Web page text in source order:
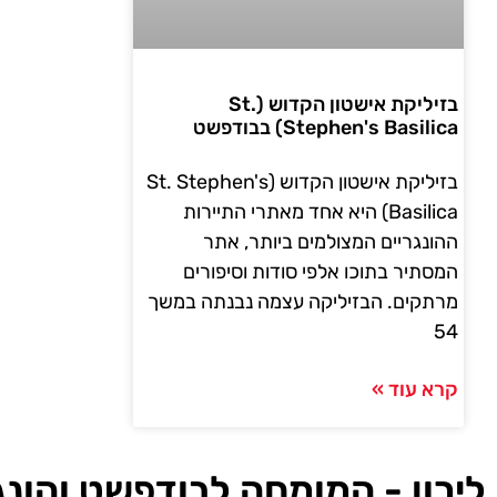
בזיליקת אישטון הקדוש (St.
Stephen's Basilica) בבודפשט
בזיליקת אישטון הקדוש (St. Stephen's
Basilica) היא אחד מאתרי התיירות
ההונגריים המצולמים ביותר, אתר
המסתיר בתוכו אלפי סודות וסיפורים
מרתקים. הבזיליקה עצמה נבנתה במשך
54
קרא עוד »